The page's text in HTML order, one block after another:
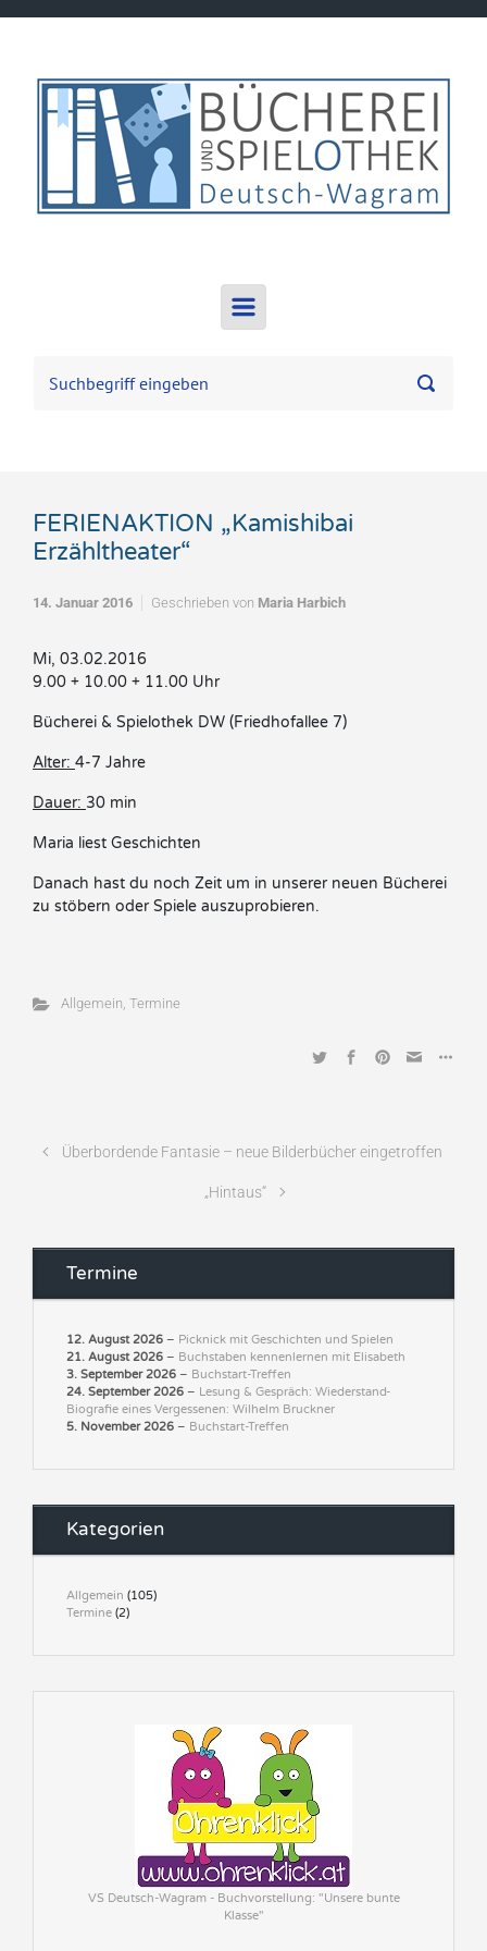
FERIENAKTION „Kamishibai
Erzähltheater“
14. Januar 2016 Geschrieben von Maria Harbich
Mi, 03.02.2016
9.00 + 10.00 + 11.00 Uhr
Bücherei & Spielothek DW (Friedhofallee 7)
Alter: 4-7 Jahre
Dauer: 30 min
Maria liest Geschichten
Danach hast du noch Zeit um in unserer neuen Bücherei
zu stöbern oder Spiele auszuprobieren.
Allgemein, Termine
Überbordende Fantasie – neue Bilderbücher eingetroffen
„Hintaus“
Termine
12. August 2026 – Picknick mit Geschichten und Spielen
21. August 2026 – Buchstaben kennenlernen mit Elisabeth
3. September 2026 – Buchstart-Treffen
24. September 2026 – Lesung & Gespräch: Wiederstand-
Biografie eines Vergessenen: Wilhelm Bruckner
5. November 2026 – Buchstart-Treffen
Kategorien
Allgemein (105)
Termine (2)
VS Deutsch-Wagram - Buchvorstellung: "Unsere bunte
Klasse"